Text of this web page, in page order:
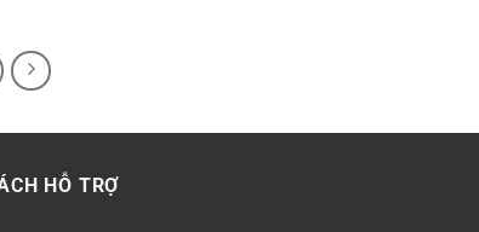
HỖ TRỢ